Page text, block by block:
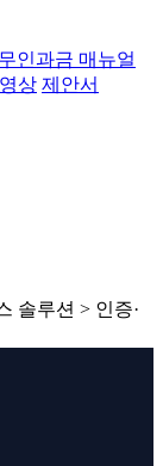
무인과금 매뉴얼
상 제안서
솔루션 > 인증·